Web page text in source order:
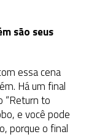
são seus
essa cena
Há um final
“Return to
e você pode
porque o final